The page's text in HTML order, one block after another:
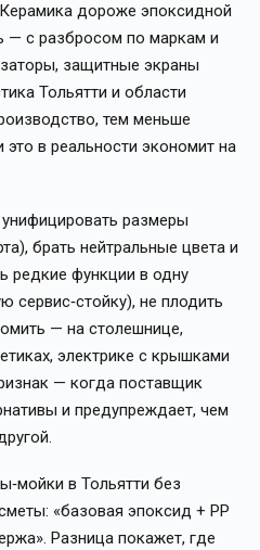
дороже эпоксидной
— с разбросом по маркам и
защитные экраны
Тольятти и области
тем меньше
в реальности экономит на
размеры
брать нейтральные цвета и
редкие функции в одну
сервис‑стойку), не плодить
— на столешнице,
электрике с крышками
— когда поставщик
и предупреждает, чем
в Тольятти без
«базовая эпоксид + PP
Разница покажет, где